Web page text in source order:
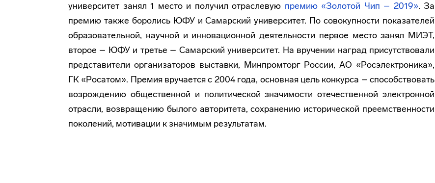
университет занял 1 место и получил отраслевую премию «Золотой Чип – 2019». За
премию также боролись ЮФУ и Самарский университет. По совокупности показателей
образовательной, научной и инновационной деятельности первое место занял МИЭТ,
второе – ЮФУ и третье – Самарский университет. На вручении наград присутствовали
представители организаторов выставки, Минпромторг России, АО «Росэлектроника»,
ГК «Росатом». Премия вручается с 2004 года, основная цель конкурса – способствовать
возрождению общественной и политической значимости отечественной электронной
отрасли, возвращению былого авторитета, сохранению исторической преемственности
поколений, мотивации к значимым результатам.